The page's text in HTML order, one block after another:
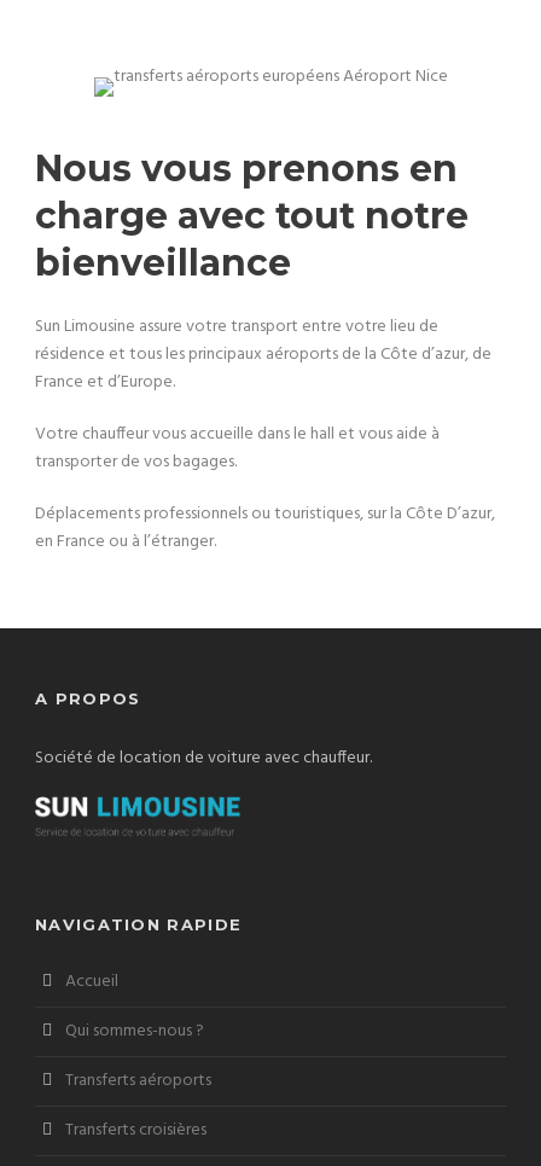
Nous vous prenons en
charge avec tout notre
bienveillance
Sun Limousine assure votre transport entre votre lieu de
résidence et tous les principaux aéroports de la Côte d’azur, de
France et d’Europe.
Votre chauffeur vous accueille dans le hall et vous aide à
transporter de vos bagages.
Déplacements professionnels ou touristiques, sur la Côte D’azur,
en France ou à l’étranger.
A PROPOS
Société de location de voiture avec chauffeur.
NAVIGATION RAPIDE
Accueil
Qui sommes-nous ?
Transferts aéroports
Transferts croisières